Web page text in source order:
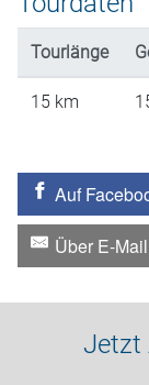
Tourlänge
15 km
Auf
Über E-
Jetzt